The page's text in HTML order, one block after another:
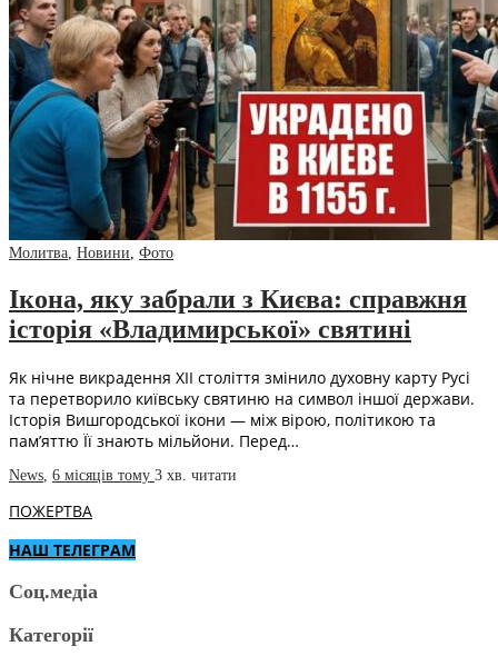
Молитва, Новини, Фото
Ікона, яку забрали з Києва: справжня
історія «Владимирської» святині
Як нічне викрадення XII століття змінило духовну карту Русі
та перетворило київську святиню на символ іншої держави.
Історія Вишгородської ікони — між вірою, політикою та
пам’яттю Її знають мільйони. Перед…
News, 6 місяців тому 3 хв. читати
ПОЖЕРТВА
НАШ ТЕЛЕГРАМ
Соц.медіа
Категорії